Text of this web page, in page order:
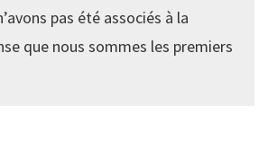
pas été associés à la
que nous sommes les premiers